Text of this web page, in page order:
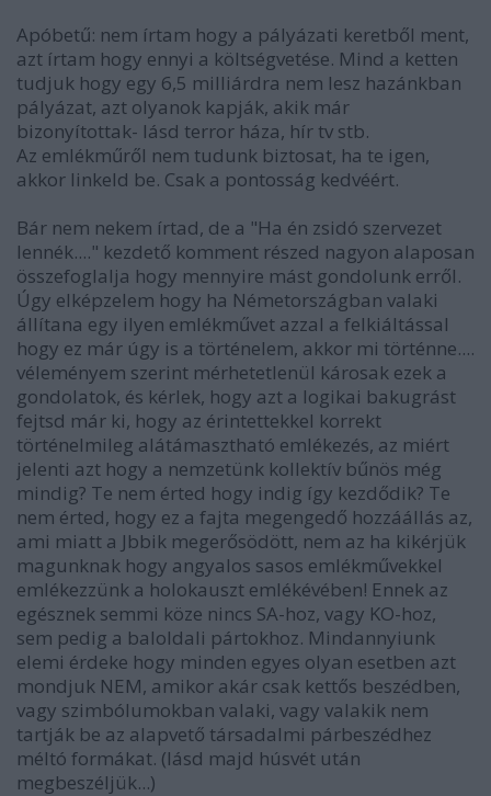
Apóbetű: nem írtam hogy a pályázati keretből ment,
azt írtam hogy ennyi a költségvetése. Mind a ketten
tudjuk hogy egy 6,5 milliárdra nem lesz hazánkban
pályázat, azt olyanok kapják, akik már
bizonyítottak- lásd terror háza, hír tv stb.
Az emlékműről nem tudunk biztosat, ha te igen,
akkor linkeld be. Csak a pontosság kedvéért.
Bár nem nekem írtad, de a "Ha én zsidó szervezet
lennék...." kezdető komment részed nagyon alaposan
összefoglalja hogy mennyire mást gondolunk erről.
Úgy elképzelem hogy ha Németországban valaki
állítana egy ilyen emlékművet azzal a felkiáltással
hogy ez már úgy is a történelem, akkor mi történne....
véleményem szerint mérhetetlenül károsak ezek a
gondolatok, és kérlek, hogy azt a logikai bakugrást
fejtsd már ki, hogy az érintettekkel korrekt
történelmileg alátámasztható emlékezés, az miért
jelenti azt hogy a nemzetünk kollektív bűnös még
mindig? Te nem érted hogy indig így kezdődik? Te
nem érted, hogy ez a fajta megengedő hozzáállás az,
ami miatt a Jbbik megerősödött, nem az ha kikérjük
magunknak hogy angyalos sasos emlékművekkel
emlékezzünk a holokauszt emlékévében! Ennek az
egésznek semmi köze nincs SA-hoz, vagy KO-hoz,
sem pedig a baloldali pártokhoz. Mindannyiunk
elemi érdeke hogy minden egyes olyan esetben azt
mondjuk NEM, amikor akár csak kettős beszédben,
vagy szimbólumokban valaki, vagy valakik nem
tartják be az alapvető társadalmi párbeszédhez
méltó formákat. (lásd majd húsvét után
megbeszéljük...)